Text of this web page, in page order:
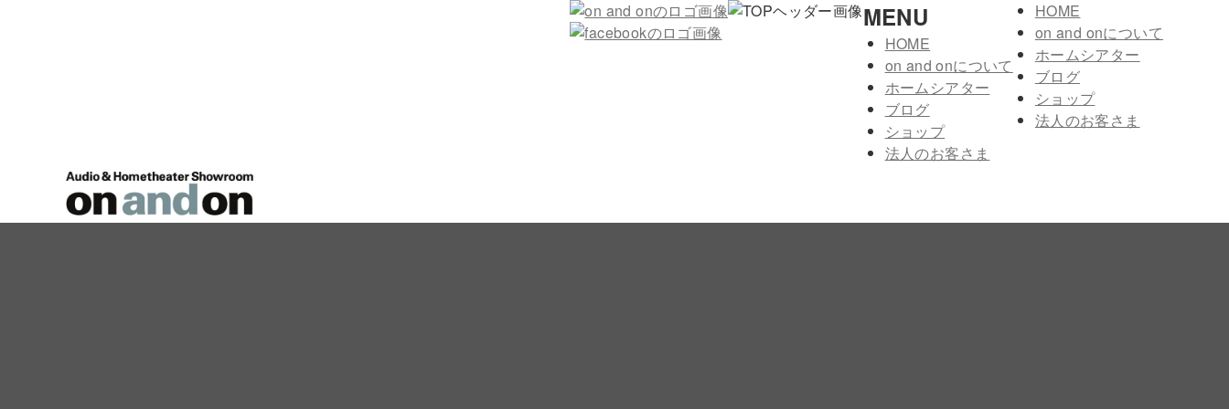
MENU
HOME
on and onについて
ホームシアター
ブログ
ショップ
法人のお客さま
HOME
on and onについて
ホームシアター
ブログ
ショップ
法人のお客さま